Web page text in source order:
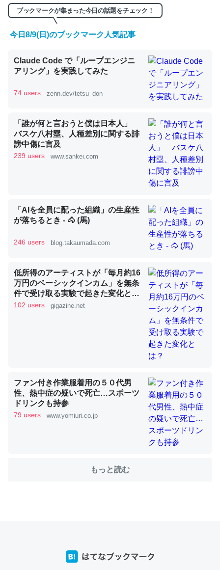
くらい。小説でいう「ずっと前の伏線」は回収されないけ
ど、短期記憶というには多い分量。進化すればするほど分
─GPTの仕組みと限界についての考察（１） - conceptualization
昆虫ってカルシウム少ないのか。知らんかった。調べたら
コオロギのカルシウム分はエビの600分の1程度。
─ニュース :: 【研究発表】昆虫学の大問題＝「昆虫はなぜ海にいな
利だから両方が拮抗してるのでは」とあって面白い。海に
いる鋏角類（カブトガニ・ウミグモ）はカルシウムを使わ
ずキチンを強化してる筈だが、酵素が違うのか？
─ニュース :: 【研究発表】昆虫学の大問題＝「昆虫はなぜ海にいな
類は苦労してるんだな…。腹足類だと殻を無くしてナメク
ジになったり努力してるし。
─ニュース :: 【研究発表】昆虫学の大問題＝「昆虫はなぜ海にいな
いのか」に関する新仮説
ブックマークが集まった今日の話題をチェック！
今日8/9(日)のブックマーク人気記事
Claude Code で「ループエンジニ
アリング」を実践してみた
74 users zenn.dev/tetsu_don
「誰が何と言おうと僕は日本人」
バスケ八村塁、人種差別に関する誹
謗中傷に言及
239 users www.sankei.com
「AIを全員に配った組織」の生産性
が落ちるとき - 🐴 (馬)
246 users blog.takaumada.com
低所得のアーティストが「毎月約16
万円のベーシックインカム」を無条
件で受け取る実験で起きた変化と
は？
102 users gigazine.net
ファン付き作業服着用の５０代男
性、熱中症の疑いで死亡…スポーツ
ドリンクも持参
79 users www.yomiuri.co.jp
もっと読む